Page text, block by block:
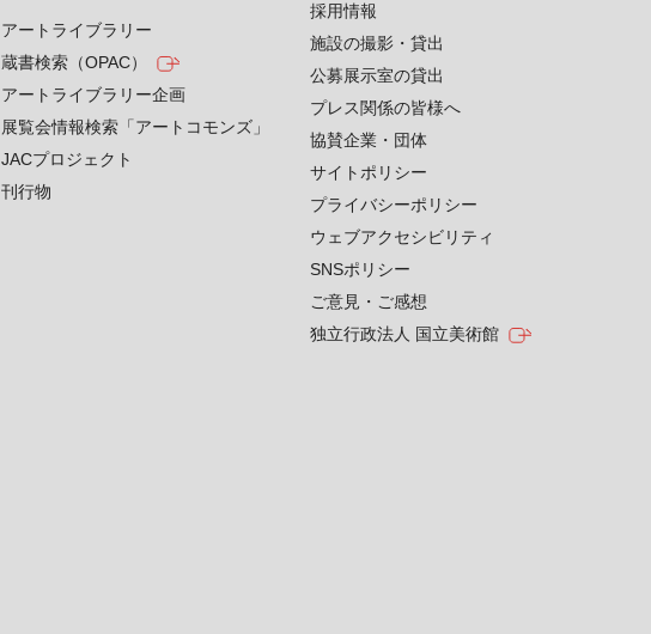
アートライブラリー
蔵書検索（OPAC）
アートライブラリー企画
展覧会情報検索「アートコモンズ」
JACプロジェクト
刊行物
採用情報
施設の撮影・貸出
公募展示室の貸出
プレス関係の皆様へ
協賛企業・団体
サイトポリシー
プライバシーポリシー
ウェブアクセシビリティ
SNSポリシー
ご意見・ご感想
独立行政法人 国立美術館